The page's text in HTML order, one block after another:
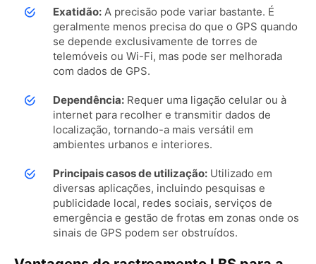
Exatidão: A precisão pode variar bastante. É
geralmente menos precisa do que o GPS quando
se depende exclusivamente de torres de
telemóveis ou Wi-Fi, mas pode ser melhorada
com dados de GPS.
Dependência: Requer uma ligação celular ou à
internet para recolher e transmitir dados de
localização, tornando-a mais versátil em
ambientes urbanos e interiores.
Principais casos de utilização: Utilizado em
diversas aplicações, incluindo pesquisas e
publicidade local, redes sociais, serviços de
emergência e gestão de frotas em zonas onde os
sinais de GPS podem ser obstruídos.